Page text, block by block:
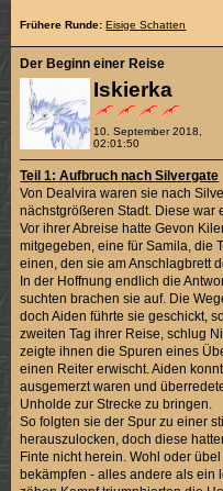
Frühere Runde: Eisige Schatten
Iskierka
10. September 2018,
02:01:50
Der Beginn einer Reise
Teil 1: Aufbruch nach Silvergate
Von Dealvira waren sie nach
nächstgrößeren Stadt. Diese war
Vor ihrer Abreise hatte Gevon
mitgegeben, eine für Samila, die
einen, den sie am Anschlagbrett
In der Hoffnung endlich die
suchten brachen sie auf. Die
doch Aiden führte sie geschickt,
zweiten Tag ihrer Reise, schlug
zeigte ihnen die Spuren eines
einen Reiter erwischt. Aiden
ausgemerzt waren und
Unholde zur Strecke zu bringen.
So folgten sie der Spur zu einer
herauszulocken, doch diese
Finte nicht herein. Wohl oder
bekämpfen - alles andere als ein